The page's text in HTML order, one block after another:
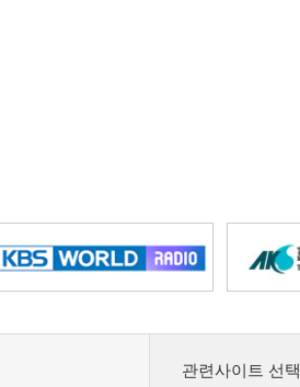
관련사이트 선택